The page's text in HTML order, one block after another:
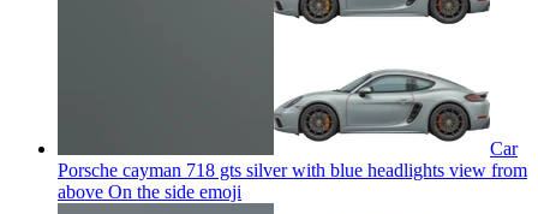
Car
Porsche cayman 718 gts silver with blue headlights view from
above On the side emoji